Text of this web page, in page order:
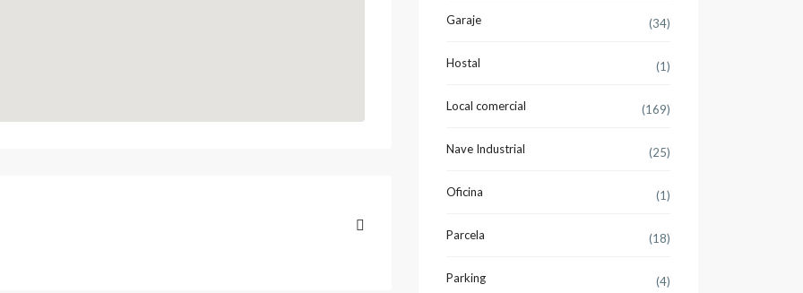
Garaje (34)
Hostal (1)
Local comercial (169)
Nave Industrial (25)
Oficina (1)
Parcela (18)
Parking (4)